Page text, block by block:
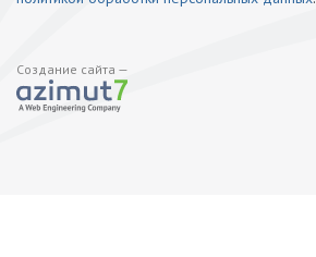
Создание сайта —